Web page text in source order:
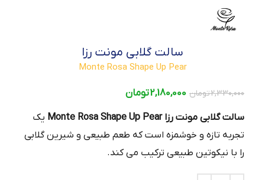
سالت گلابی مونت رزا
Monte Rosa Shape Up Pear
2,330,000تومان 2,180,000تومان
سالت گلابی مونت رزاMonte Rosa Shape Up Pear یک
تجربه تازه و خوشمزه است که طعم طبیعی و شیرین گلابی
را با نیکوتین طبیعی ترکیب می‌ کند.